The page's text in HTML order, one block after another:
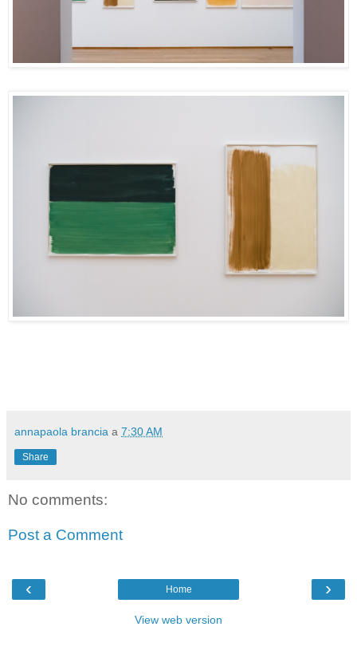
annapaola brancia a 7:30 AM
Share
No comments:
Post a Comment
‹ ›
Home
View web version